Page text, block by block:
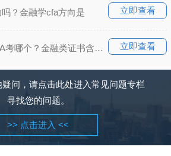
立即查看
？金融学cfa方向是
立即查看
CFA/FRM/CPA/ACCA考哪个？金融类证书含金量排
问，请点击此处进入常见问题专栏
寻找您的问题。
>> 点击进入 <<